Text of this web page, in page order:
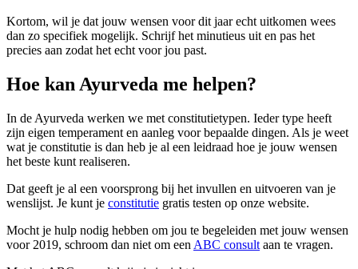
Kortom, wil je dat jouw wensen voor dit jaar echt uitkomen wees
dan zo specifiek mogelijk. Schrijf het minutieus uit en pas het
precies aan zodat het echt voor jou past.
Hoe kan Ayurveda me helpen?
In de Ayurveda werken we met constitutietypen. Ieder type heeft
zijn eigen temperament en aanleg voor bepaalde dingen. Als je weet
wat je constitutie is dan heb je al een leidraad hoe je jouw wensen
het beste kunt realiseren.
Dat geeft je al een voorsprong bij het invullen en uitvoeren van je
wenslijst. Je kunt je constitutie gratis testen op onze website.
Mocht je hulp nodig hebben om jou te begeleiden met jouw wensen
voor 2019, schroom dan niet om een ABC consult aan te vragen.